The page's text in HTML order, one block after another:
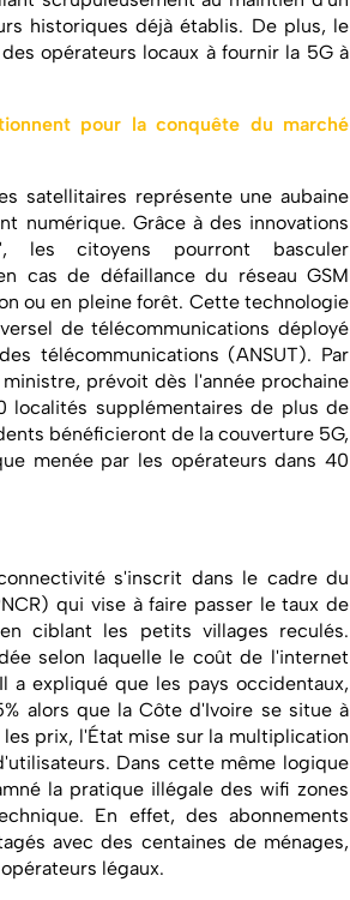
historiques déjà établis. De plus, le
opérateurs locaux à fournir la 5G à
pour la conquête du marché
satellitaires représente une aubaine
numérique. Grâce à des innovations
citoyens pourront basculer
cas de défaillance du réseau GSM
ou en pleine forêt. Cette technologie
de télécommunications déployé
télécommunications (ANSUT). Par
prévoit dès l'année prochaine
localités supplémentaires de plus de
bénéficieront de la couverture 5G,
menée par les opérateurs dans 40
s'inscrit dans le cadre du
qui vise à faire passer le taux de
ciblant les petits villages reculés.
selon laquelle le coût de l'internet
a expliqué que les pays occidentaux,
alors que la Côte d'Ivoire se situe à
prix, l'État mise sur la multiplication
Dans cette même logique
la pratique illégale des wifi zones
En effet, des abonnements
avec des centaines de ménages,
légaux.